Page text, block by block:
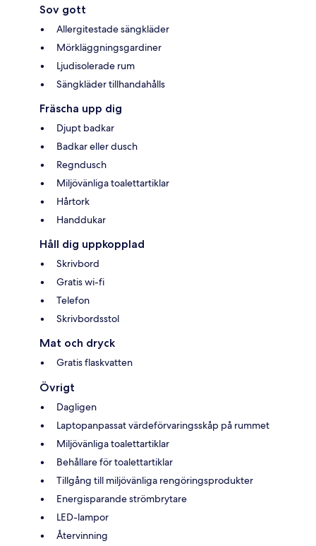
Sov gott
Allergitestade sängkläder
Mörkläggningsgardiner
Ljudisolerade rum
Sängkläder tillhandahålls
Fräscha upp dig
Djupt badkar
Badkar eller dusch
Regndusch
Miljövänliga toalettartiklar
Hårtork
Handdukar
Håll dig uppkopplad
Skrivbord
Gratis wi-fi
Telefon
Skrivbordsstol
Mat och dryck
Gratis flaskvatten
Övrigt
Dagligen
Laptopanpassat värdeförvaringsskåp på rummet
Miljövänliga toalettartiklar
Behållare för toalettartiklar
Tillgång till miljövänliga rengöringsprodukter
Energisparande strömbrytare
LED-lampor
Återvinning